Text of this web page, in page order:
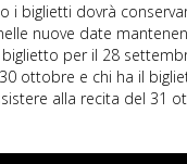
i biglietti dovrà
nuove date
per il 28
ottobre e chi ha il
alla recita del 31